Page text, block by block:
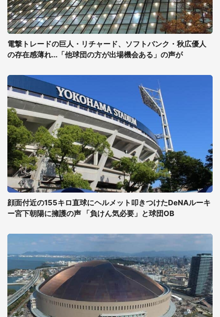
電撃トレードの巨人・リチャード、ソフトバンク・秋広優人
の存在感薄れ...「他球団の方が出場機会ある」の声が
顔面付近の155キロ直球にヘルメット叩きつけたDeNAルーキ
ー宮下朝陽に擁護の声 「負けん気必要」と球団OB